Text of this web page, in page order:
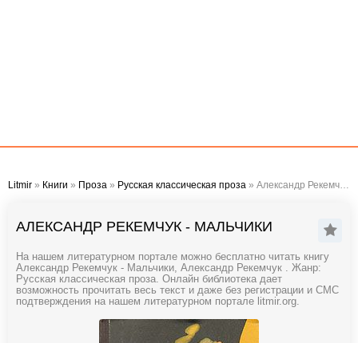
Litmir » Книги » Проза » Русская классическая проза » Александр Рекемчук - Мальчики
АЛЕКСАНДР РЕКЕМЧУК - МАЛЬЧИКИ
На нашем литературном портале можно бесплатно читать книгу
Александр Рекемчук - Мальчики, Александр Рекемчук . Жанр:
Русская классическая проза. Онлайн библиотека дает
возможность прочитать весь текст и даже без регистрации и СМС
подтверждения на нашем литературном портале litmir.org.